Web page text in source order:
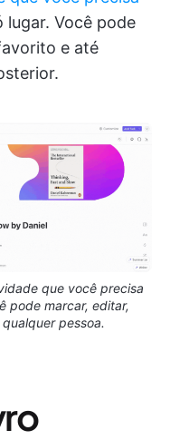
lugar. Você pode
e até
que você precisa
pode marcar, editar,
pessoa.